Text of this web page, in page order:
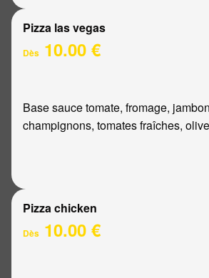
Pizza las vegas
Dès 10.00 €
Base sauce tomate, fromage,
champignons, tomates fraîches,
Pizza chicken
Dès 10.00 €